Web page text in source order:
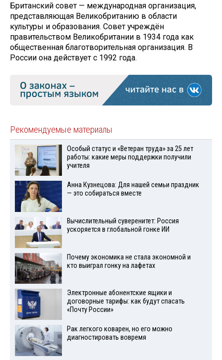
Британский совет — международная организация,
представляющая Великобританию в области
культуры и образования. Совет учреждён
правительством Великобритании в 1934 года как
общественная благотворительная организация. В
России она действует с 1992 года.
Рекомендуемые материалы
Особый статус и «Ветеран труда» за 25 лет
работы: какие меры поддержки получили
учителя
Анна Кузнецова: Для нашей семьи праздник
— это собираться вместе
Вычислительный суверенитет: Россия
ускоряется в глобальной гонке ИИ
Почему экономика не стала экономной и
кто выиграл гонку на лафетах
Электронные абонентские ящики и
договорные тарифы: как будут спасать
«Почту России»
Рак легкого коварен, но его можно
диагностировать вовремя